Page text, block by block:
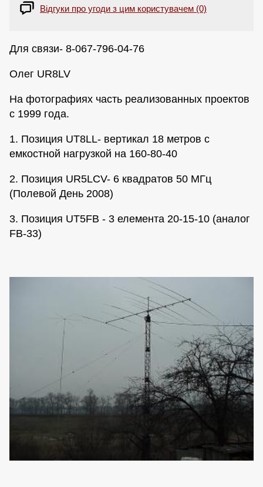
Відгуки про угоди з цим користувачем (0)
Для связи- 8-067-796-04-76
Олег UR8LV
На фотографиях часть реализованных проектов
с 1999 года.
1. Позиция UT8LL- вертикал 18 метров с
емкостной нагрузкой на 160-80-40
2. Позиция UR5LCV- 6 квадратов 50 МГц
(Полевой День 2008)
3. Позиция UT5FB - 3 елемента 20-15-10 (аналог
FB-33)